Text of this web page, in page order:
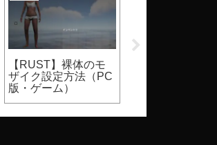
【RUST】裸体のモ
ザイク設定方法（PC
版・ゲーム）